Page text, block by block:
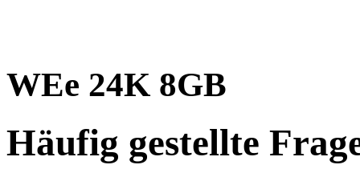
WEe 24K 8GB
Häufig gestellte